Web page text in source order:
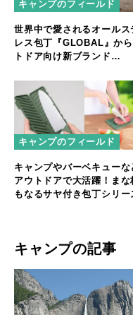
キャンプのフィールド
世界中で愛されるオールス
レス包丁『GLOBAL』か
トドア向け新ブランド
キャンプのフィールド
キャンプやバーベキューな
アウトドアで大活躍！まな
もなるサヤ付き包丁シリー
キャンプの記事